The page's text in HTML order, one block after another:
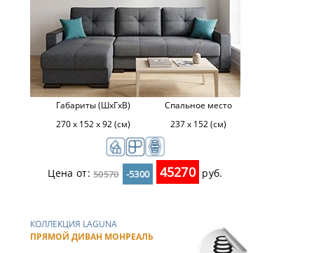
Габариты (ШхГхВ)
270 х 152 х 92 (см)
Спальное место
237 x 152 (см)
Цена от:50570 -5300 45270 руб.
КОЛЛЕКЦИЯ LAGUNA
ПРЯМОЙ ДИВАН МОНРЕАЛЬ